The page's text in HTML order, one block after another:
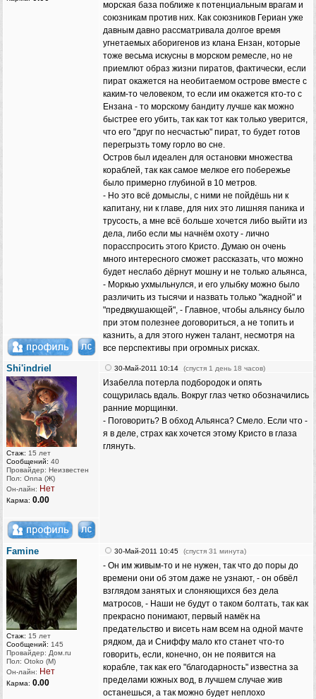
морская база поближе к потенциальным врагам и
союзникам против них. Как союзников Гериан уже
давным давно рассматривала долгое время
угнетаемых аборигенов из клана Ензан, которые
тоже весьма искусны в морском ремесле, но не
приемлют образ жизни пиратов, фактически, если
пират окажется на необитаемом острове вместе с
каким-то человеком, то если им окажется кто-то с
Ензана - то морскому бандиту лучше как можно
быстрее его убить, так как тот как только уверится,
что его "друг по несчастью" пират, то будет готов
перегрызть тому горло во сне.
Остров был идеален для остановки множества
кораблей, так как самое мелкое его побережье
было примерно глубиной в 10 метров.
- Но это всё домыслы, с ними не пойдёшь ни к
капитану, ни к главе, для них это лишняя паника и
трусость, а мне всё больше хочется либо выйти из
дела, либо если мы начнём охоту - лично
порасспросить этого Кристо. Думаю он очень
много интересного сможет рассказать, что можно
будет неслабо дёрнут мошну и не только альянса,
- Моркью ухмыльнулся, и его улыбку можно было
различить из тысячи и назвать только "жадной" и
"предвкушающей", - Главное, чтобы альянсу было
при этом полезнее договориться, а не топить и
казнить, а для этого нужен талант, несмотря на
все перспективы при огромных рисках.
Shi'indriel
Стаж: 15 лет
Сообщений: 40
Провайдер: Неизвестен
Пол: Onna (Ж)
Он-лайн: Нет
Карма: 0.00
30-Май-2011 10:14 (спустя 1 день 18 часов)
Изабелла потерла подбородок и опять
сощурилась вдаль. Вокруг глаз четко обозначились
ранние морщинки.
- Поговорить? В обход Альянса? Смело. Если что -
я в деле, страх как хочется этому Кристо в глаза
глянуть.
Famine
Стаж: 15 лет
Сообщений: 145
Провайдер: Дом.ru
Пол: Otoko (M)
Он-лайн: Нет
Карма: 0.00
30-Май-2011 10:45 (спустя 31 минута)
- Он им живым-то и не нужен, так что до поры до
времени они об этом даже не узнают, - он обвёл
взглядом занятых и слоняющихся без дела
матросов, - Наши не будут о таком болтать, так как
прекрасно понимают, первый намёк на
предательство и висеть нам всем на одной мачте
рядком, да и Сниффу мало кто станет что-то
говорить, если, конечно, он не появится на
корабле, так как его "благодарность" известна за
пределами южных вод, в лучшем случае жив
останешься, а так можно будет неплохо